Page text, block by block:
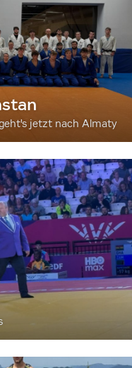
jetzt nach Almaty